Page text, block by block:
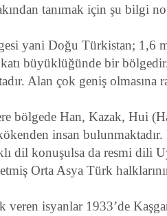
tanımak için şu bilgi
yani Doğu Türkistan; 1,6
büyüklüğünde bir
Alan çok geniş olmasına
bölgede Han, Kazak, Hui
insan bulunmaktadır.
dil konuşulsa da resmi dili
Orta Asya Türk
veren isyanlar 1933’de